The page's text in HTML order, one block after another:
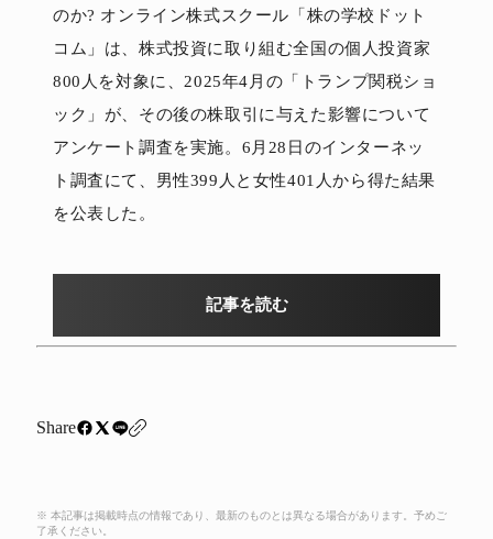
のか? オンライン株式スクール「株の学校ドット
コム」は、株式投資に取り組む全国の個人投資家
800人を対象に、2025年4月の「トランプ関税ショ
ック」が、その後の株取引に与えた影響について
アンケート調査を実施。6月28日のインターネッ
ト調査にて、男性399人と女性401人から得た結果
を公表した。
記事を読む
Share
※ 本記事は掲載時点の情報であり、最新のものとは異なる場合があります。予めご
了承ください。